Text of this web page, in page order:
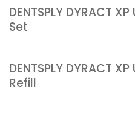
DENTSPLY DYRACT
Set
DENTSPLY DYRACT
Refill